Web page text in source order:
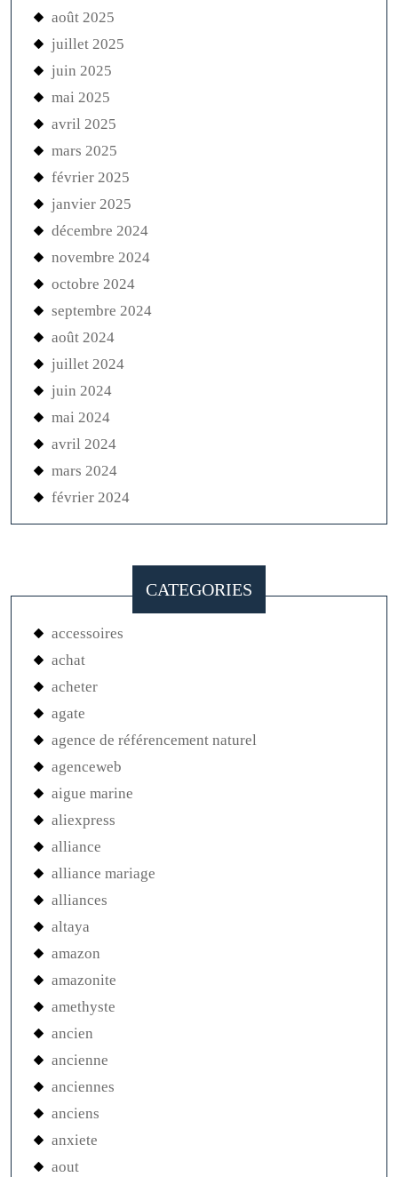
août 2025
juillet 2025
juin 2025
mai 2025
avril 2025
mars 2025
février 2025
janvier 2025
décembre 2024
novembre 2024
octobre 2024
septembre 2024
août 2024
juillet 2024
juin 2024
mai 2024
avril 2024
mars 2024
février 2024
CATEGORIES
accessoires
achat
acheter
agate
agence de référencement naturel
agenceweb
aigue marine
aliexpress
alliance
alliance mariage
alliances
altaya
amazon
amazonite
amethyste
ancien
ancienne
anciennes
anciens
anxiete
aout